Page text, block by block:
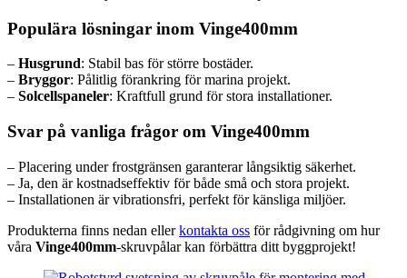
Populära lösningar inom Vinge400mm
– Husgrund: Stabil bas för större bostäder.
– Bryggor: Pålitlig förankring för marina projekt.
– Solcellspaneler: Kraftfull grund för stora installationer.
Svar på vanliga frågor om Vinge400mm
– Placering under frostgränsen garanterar långsiktig säkerhet.
– Ja, den är kostnadseffektiv för både små och stora projekt.
– Installationen är vibrationsfri, perfekt för känsliga miljöer.
Produkterna finns nedan ellerkontakta oss för rådgivning om hur
våra Vinge400mm-skruvpålar kan förbättra ditt byggprojekt!